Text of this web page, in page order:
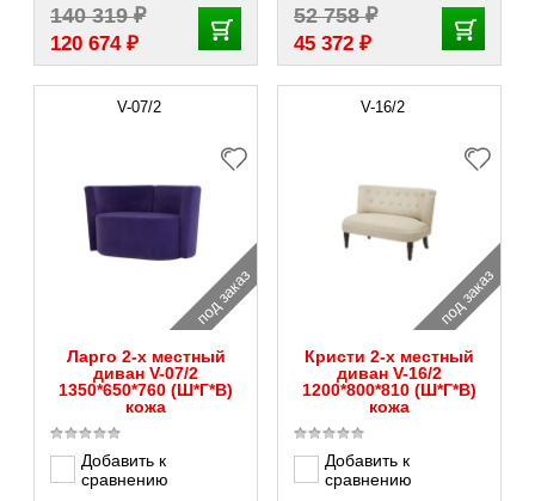
140 319₽
120 674 ₽
52 758₽
45 372 ₽
V-07/2
под заказ
Ларго 2-х местный
диван V-07/2
1350*650*760 (Ш*Г*В)
кожа
Добавить к
сравнению
V-16/2
под заказ
Кристи 2-х местный
диван V-16/2
1200*800*810 (Ш*Г*В)
кожа
Добавить к
сравнению